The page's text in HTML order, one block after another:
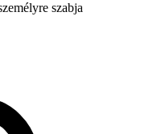
szabja